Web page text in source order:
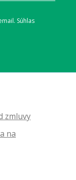
Súhlas
zmluvy
na